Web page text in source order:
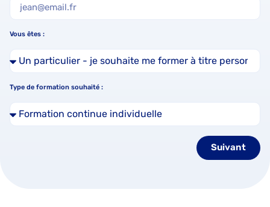
Vous êtes :
Type de formation souhaité :
Suivant